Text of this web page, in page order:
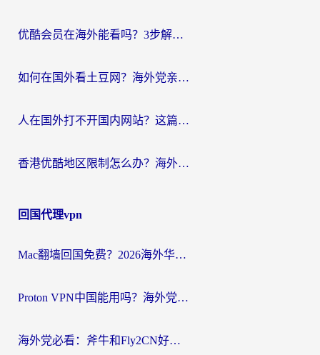
优酷会员在海外能看吗？3步解决海外追剧难题，附实测好用加速器推荐
如何在国外看土豆网？海外党亲测有效的追剧加速器选择指南
人在国外打不开国内网站？这篇攻略帮你无缝解锁国内资源（附交管12123使用技巧）
香港优酷地区限制怎么办？海外党亲测有效的追剧解决方案
回国代理vpn
Mac翻墙回国免费？2026海外华人亲测：从CCTV5直播到国内APP，这样选加速器才靠谱
Proton VPN中国能用吗？海外党选回国加速器的避坑指南（附番茄加速器实测）
海外党必看：斧牛和Fly2CN好用吗？3招教你选对回国加速器（附免费试用攻略）